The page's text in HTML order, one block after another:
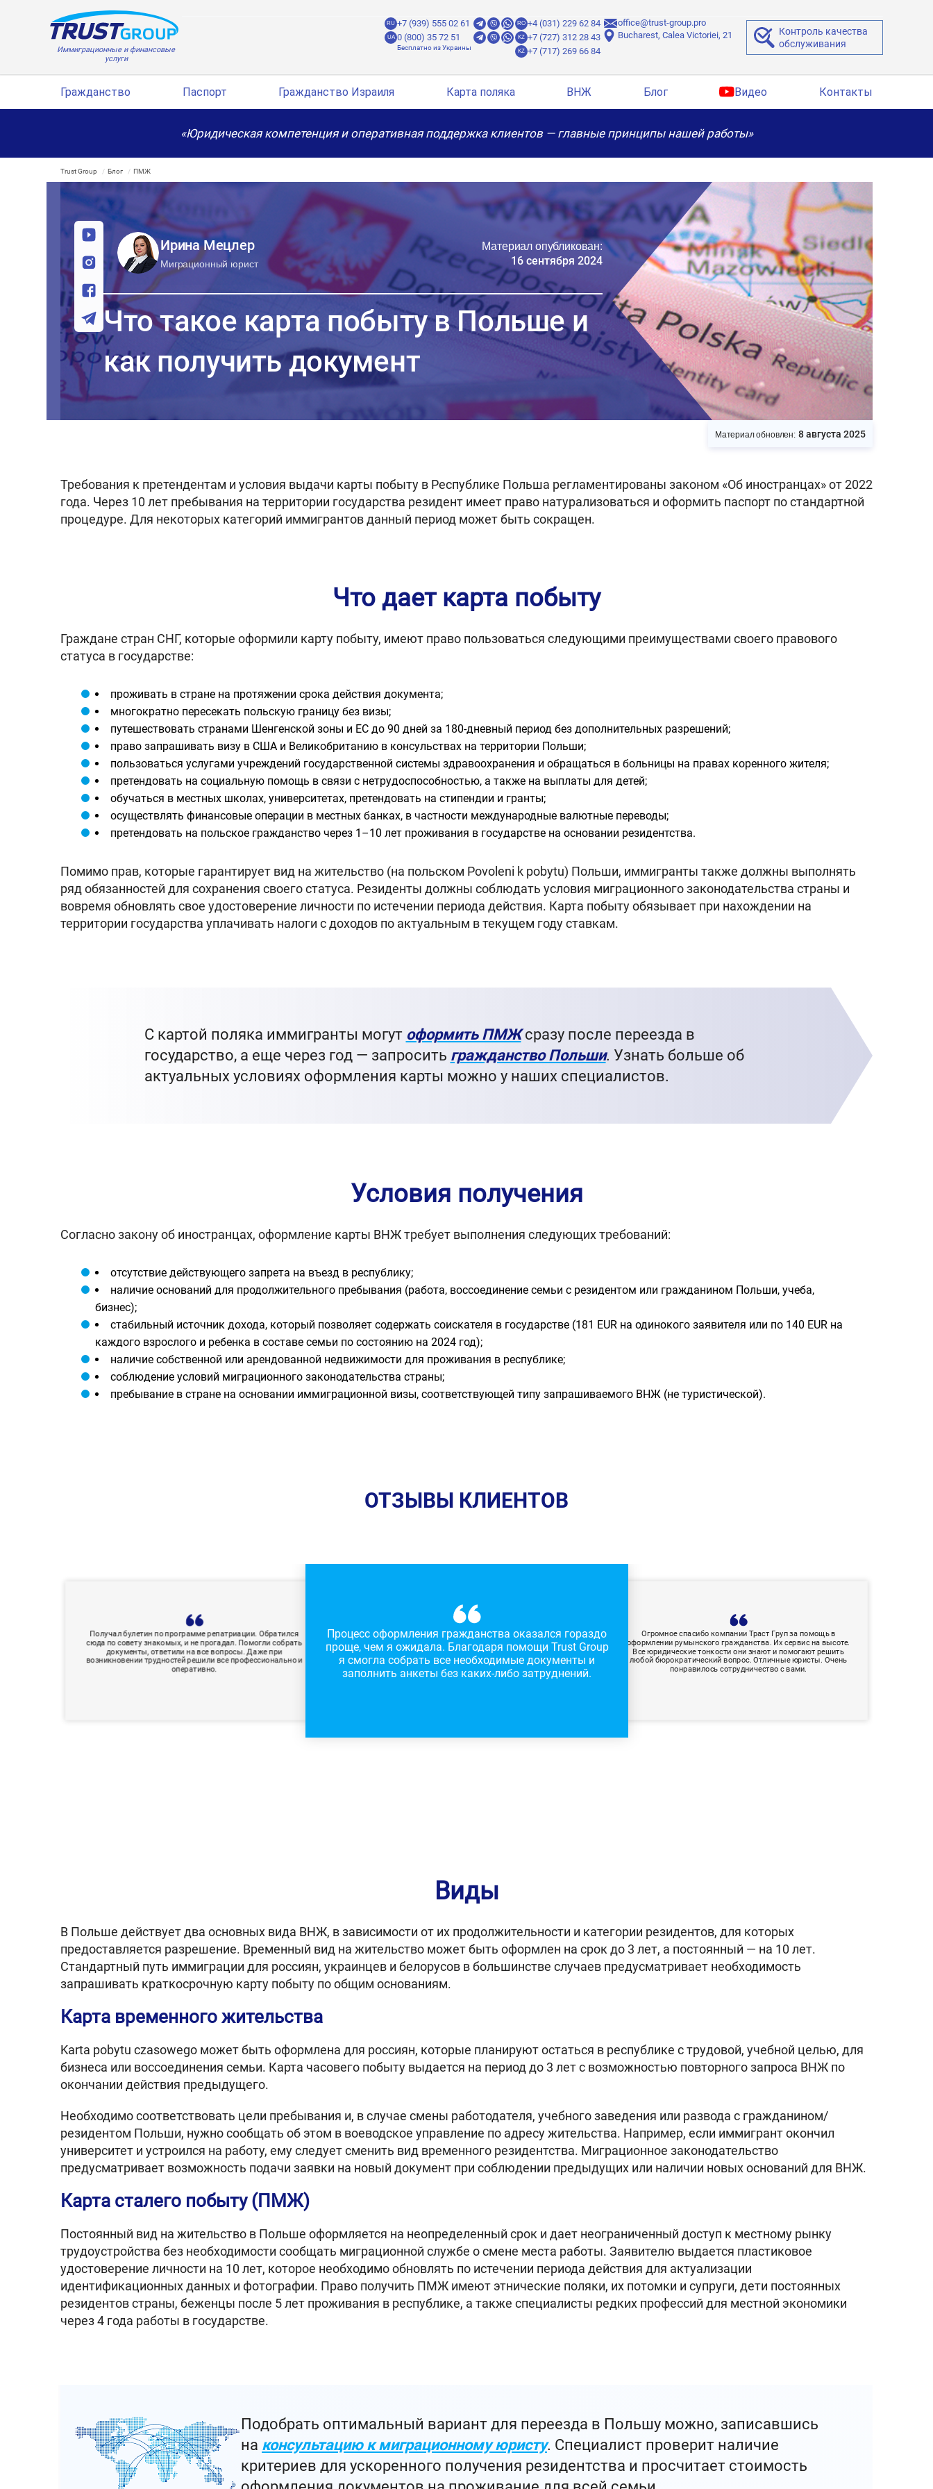
Иммиграционные и финансовые
услуги
RU +7 (939) 555 02 61
UA 0 (800) 35 72 51
RO +4 (031) 229 62 84
KZ +7 (727) 312 28 43
KZ +7 (717) 269 66 84
office@trust-group.pro
Bucharest, Calea Victoriei, 21
Контроль качества
обслуживания
Гражданство Паспорт Гражданство Израиля Карта поляка ВНЖ Блог Видео Контакты
«Юридическая компетенция и оперативная поддержка клиентов — главные принципы нашей работы»
Trust Group Блог ПМЖ
Ирина Мецлер
Миграционный юрист
Материал опубликован:
16 сентября 2024
Что такое карта побыту в Польше и
как получить документ
Материал обновлен: 8 августа 2025
Требования к претендентам и условия выдачи карты побыту в Республике Польша регламентированы законом «Об иностранцах» от 2022
года. Через 10 лет пребывания на территории государства резидент имеет право натурализоваться и оформить паспорт по стандартной
процедуре. Для некоторых категорий иммигрантов данный период может быть сокращен.
Что дает карта побыту
Граждане стран СНГ, которые оформили карту побыту, имеют право пользоваться следующими преимуществами своего правового
статуса в государстве:
проживать в стране на протяжении срока действия документа;
многократно пересекать польскую границу без визы;
путешествовать странами Шенгенской зоны и ЕС до 90 дней за 180-дневный период без дополнительных разрешений;
право запрашивать визу в США и Великобританию в консульствах на территории Польши;
пользоваться услугами учреждений государственной системы здравоохранения и обращаться в больницы на правах коренного жителя;
претендовать на социальную помощь в связи с нетрудоспособностью, а также на выплаты для детей;
обучаться в местных школах, университетах, претендовать на стипендии и гранты;
осуществлять финансовые операции в местных банках, в частности международные валютные переводы;
претендовать на польское гражданство через 1–10 лет проживания в государстве на основании резидентства.
Помимо прав, которые гарантирует вид на жительство (на польском Povoleni k pobytu) Польши, иммигранты также должны выполнять
ряд обязанностей для сохранения своего статуса. Резиденты должны соблюдать условия миграционного законодательства страны и
вовремя обновлять свое удостоверение личности по истечении периода действия. Карта побыту обязывает при нахождении на
территории государства уплачивать налоги с доходов по актуальным в текущем году ставкам.
С картой поляка иммигранты могут оформить ПМЖсразу после переезда в
государство, а еще через год — запросить гражданство Польши. Узнать больше об
актуальных условиях оформления карты можно у наших специалистов.
Условия получения
Согласно закону об иностранцах, оформление карты ВНЖ требует выполнения следующих требований:
отсутствие действующего запрета на въезд в республику;
наличие оснований для продолжительного пребывания (работа, воссоединение семьи с резидентом или гражданином Польши, учеба,
бизнес);
стабильный источник дохода, который позволяет содержать соискателя в государстве (181 EUR на одинокого заявителя или по 140 EUR на
каждого взрослого и ребенка в составе семьи по состоянию на 2024 год);
наличие собственной или арендованной недвижимости для проживания в республике;
соблюдение условий миграционного законодательства страны;
пребывание в стране на основании иммиграционной визы, соответствующей типу запрашиваемого ВНЖ (не туристической).
ОТЗЫВЫ КЛИЕНТОВ
Получал булетин по программе репатриации. Обратился
сюда по совету знакомых, и не прогадал. Помогли собрать
документы, ответили на все вопросы. Даже при
возникновении трудностей решили все профессионально и
оперативно.
Процесс оформления гражданства оказался гораздо
проще, чем я ожидала. Благодаря помощи Trust Group
я смогла собрать все необходимые документы и
заполнить анкеты без каких-либо затруднений.
Огромное спасибо компании Траст Груп за помощь в
оформлении румынского гражданства. Их сервис на высоте.
Все юридические тонкости они знают и помогают решить
любой бюрократический вопрос. Отличные юристы. Очень
понравилось сотрудничество с вами.
Виды
В Польше действует два основных вида ВНЖ, в зависимости от их продолжительности и категории резидентов, для которых
предоставляется разрешение. Временный вид на жительство может быть оформлен на срок до 3 лет, а постоянный — на 10 лет.
Стандартный путь иммиграции для россиян, украинцев и белорусов в большинстве случаев предусматривает необходимость
запрашивать краткосрочную карту побыту по общим основаниям.
Карта временного жительства
Karta pobytu czasowego может быть оформлена для россиян, которые планируют остаться в республике с трудовой, учебной целью, для
бизнеса или воссоединения семьи. Карта часовего побыту выдается на период до 3 лет с возможностью повторного запроса ВНЖ по
окончании действия предыдущего.
Необходимо соответствовать цели пребывания и, в случае смены работодателя, учебного заведения или развода с гражданином/
резидентом Польши, нужно сообщать об этом в воеводское управление по адресу жительства. Например, если иммигрант окончил
университет и устроился на работу, ему следует сменить вид временного резидентства. Миграционное законодательство
предусматривает возможность подачи заявки на новый документ при соблюдении предыдущих или наличии новых оснований для ВНЖ.
Карта сталего побыту (ПМЖ)
Постоянный вид на жительство в Польше оформляется на неопределенный срок и дает неограниченный доступ к местному рынку
трудоустройства без необходимости сообщать миграционной службе о смене места работы. Заявителю выдается пластиковое
удостоверение личности на 10 лет, которое необходимо обновлять по истечении периода действия для актуализации
идентификационных данных и фотографии. Право получить ПМЖ имеют этнические поляки, их потомки и супруги, дети постоянных
резидентов страны, беженцы после 5 лет проживания в республике, а также специалисты редких профессий для местной экономики
через 4 года работы в государстве.
Подобрать оптимальный вариант для переезда в Польшу можно, записавшись
на консультацию к миграционному юристу. Специалист проверит наличие
критериев для ускоренного получения резидентства и просчитает стоимость